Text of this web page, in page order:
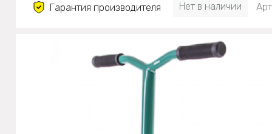
Гарантия производителя
Нет в наличии